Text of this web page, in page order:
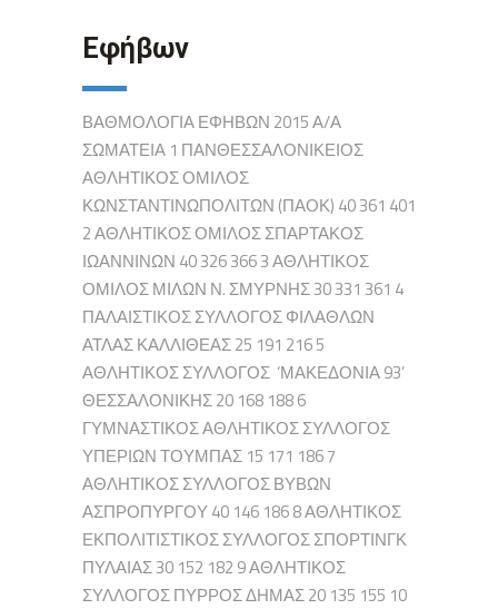
Εφήβων
ΒΑΘΜΟΛΟΓΙΑ ΕΦΗΒΩΝ 2015 Α/Α
ΣΩΜΑΤΕΙΑ 1 ΠΑΝΘΕΣΣΑΛΟΝΙΚΕΙΟΣ
ΑΘΛΗΤΙΚΟΣ ΟΜΙΛΟΣ
ΚΩΝΣΤΑΝΤΙΝΩΠΟΛΙΤΩΝ (ΠΑΟΚ) 40 361 401
2 ΑΘΛΗΤΙΚΟΣ ΟΜΙΛΟΣ ΣΠΑΡΤΑΚΟΣ
ΙΩΑΝΝΙΝΩΝ 40 326 366 3 ΑΘΛΗΤΙΚΟΣ
ΟΜΙΛΟΣ ΜΙΛΩΝ Ν. ΣΜΥΡΝΗΣ 30 331 361 4
ΠΑΛΑΙΣΤΙΚΟΣ ΣΥΛΛΟΓΟΣ ΦΙΛΑΘΛΩΝ
ΑΤΛΑΣ ΚΑΛΛΙΘΕΑΣ 25 191 216 5
ΑΘΛΗΤΙΚΟΣ ΣΥΛΛΟΓΟΣ ‘ΜΑΚΕΔΟΝΙΑ 93’
ΘΕΣΣΑΛΟΝΙΚΗΣ 20 168 188 6
ΓΥΜΝΑΣΤΙΚΟΣ ΑΘΛΗΤΙΚΟΣ ΣΥΛΛΟΓΟΣ
ΥΠΕΡΙΩΝ ΤΟΥΜΠΑΣ 15 171 186 7
ΑΘΛΗΤΙΚΟΣ ΣΥΛΛΟΓΟΣ ΒΥΒΩΝ
ΑΣΠΡΟΠΥΡΓΟΥ 40 146 186 8 ΑΘΛΗΤΙΚΟΣ
ΕΚΠΟΛΙΤΙΣΤΙΚΟΣ ΣΥΛΛΟΓΟΣ ΣΠΟΡΤΙΝΓΚ
ΠΥΛΑΙΑΣ 30 152 182 9 ΑΘΛΗΤΙΚΟΣ
ΣΥΛΛΟΓΟΣ ΠΥΡΡΟΣ ΔΗΜΑΣ 20 135 155 10